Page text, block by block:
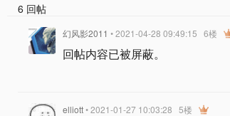
6 回帖
幻风影2011 • 2021-04-28 09:49:15 6楼
回帖内容已被屏蔽。
elliott• 2021-01-27 10:03:28 5楼